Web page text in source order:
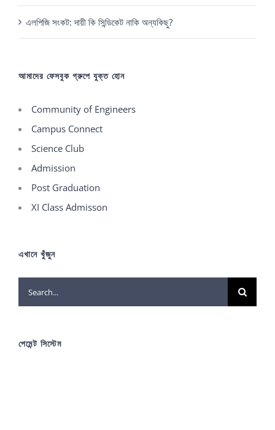
এলপিজি সংকট: দায়ী কি সিন্ডিকেট নাকি অন্যকিছু?
আমাদের ফেসবুক গ্রুপে যুক্ত হোন
Community of Engineers
Campus Connect
Science Club
Admission
Post Graduation
XI Class Admisson
এখানে খুঁজুন
Search
for:
পেমেন্ট সিস্টেম